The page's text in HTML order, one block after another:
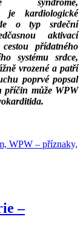
je kardiologické
o typ srdeční
aktivací
přídatného
systému srdce,
vrozené a patří
poprvé popsal
příčin může WPW
WPW – příznaky,
–